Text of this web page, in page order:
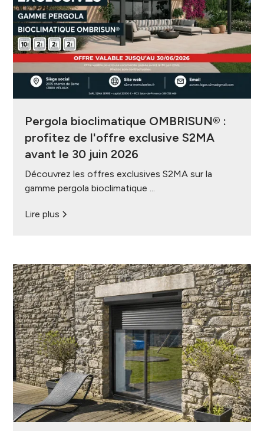
Pergola bioclimatique OMBRISUN® :
profitez de l'offre exclusive S2MA
avant le 30 juin 2026
Découvrez les offres exclusives S2MA sur la
gamme pergola bioclimatique ...
Lire plus